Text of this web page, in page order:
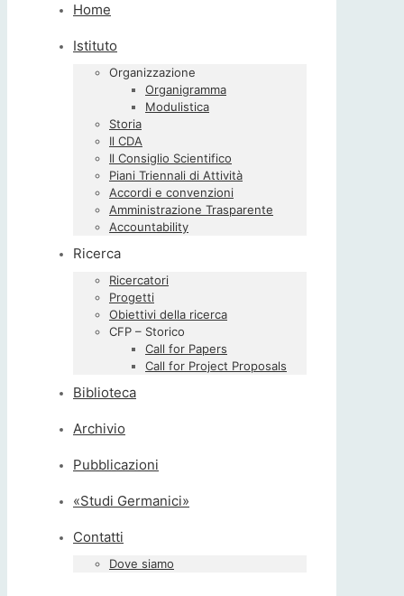
Home
Istituto
Organizzazione
Organigramma
Modulistica
Storia
Il CDA
Il Consiglio Scientifico
Piani Triennali di Attività
Accordi e convenzioni
Amministrazione Trasparente
Accountability
Ricerca
Ricercatori
Progetti
Obiettivi della ricerca
CFP – Storico
Call for Papers
Call for Project Proposals
Biblioteca
Archivio
Pubblicazioni
«Studi Germanici»
Contatti
Dove siamo